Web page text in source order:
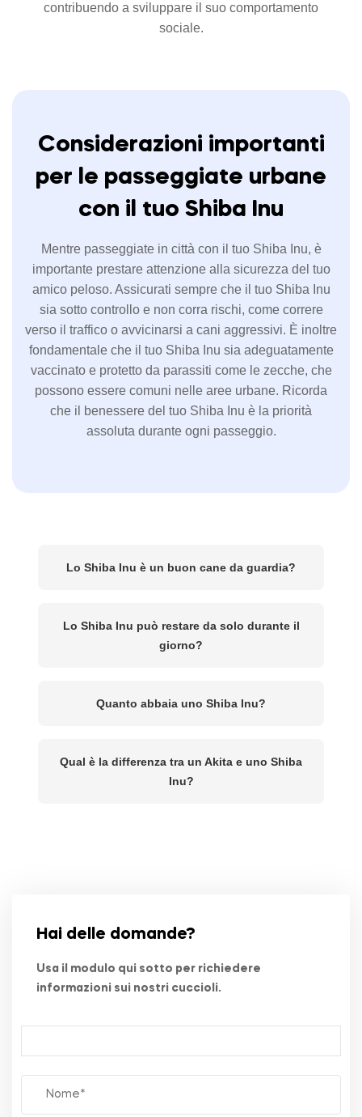
contribuendo a sviluppare il suo comportamento
sociale.
Considerazioni importanti
per le passeggiate urbane
con il tuo Shiba Inu
Mentre passeggiate in città con il tuo Shiba Inu, è
importante prestare attenzione alla sicurezza del tuo
amico peloso. Assicurati sempre che il tuo Shiba Inu
sia sotto controllo e non corra rischi, come correre
verso il traffico o avvicinarsi a cani aggressivi. È inoltre
fondamentale che il tuo Shiba Inu sia adeguatamente
vaccinato e protetto da parassiti come le zecche, che
possono essere comuni nelle aree urbane. Ricorda
che il benessere del tuo Shiba Inu è la priorità
assoluta durante ogni passeggio.
Lo Shiba Inu è un buon cane da guardia?
Lo Shiba Inu può restare da solo durante il
giorno?
Quanto abbaia uno Shiba Inu?
Qual è la differenza tra un Akita e uno Shiba
Inu?
Hai delle domande?
Usa il modulo qui sotto per richiedere
informazioni sui nostri cuccioli.